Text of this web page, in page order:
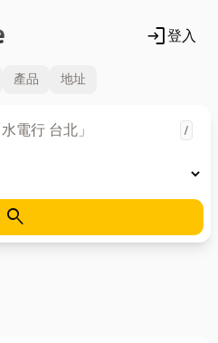
login登入
產品 地址
/
search